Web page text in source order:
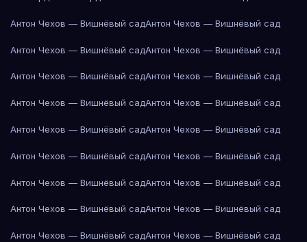
Антон Чехов — Вишнёвый садАнтон Чехов — Вишнёвый сад
Антон Чехов — Вишнёвый садАнтон Чехов — Вишнёвый сад
Антон Чехов — Вишнёвый садАнтон Чехов — Вишнёвый сад
Антон Чехов — Вишнёвый садАнтон Чехов — Вишнёвый сад
Антон Чехов — Вишнёвый садАнтон Чехов — Вишнёвый сад
Антон Чехов — Вишнёвый садАнтон Чехов — Вишнёвый сад
Антон Чехов — Вишнёвый садАнтон Чехов — Вишнёвый сад
Антон Чехов — Вишнёвый садАнтон Чехов — Вишнёвый сад
Антон Чехов — Вишнёвый садАнтон Чехов — Вишнёвый сад